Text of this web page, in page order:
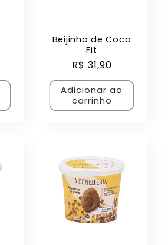
Beijinho de Coco
Fit
Preço
normal
R$ 31,90
Adicionar ao
carrinho